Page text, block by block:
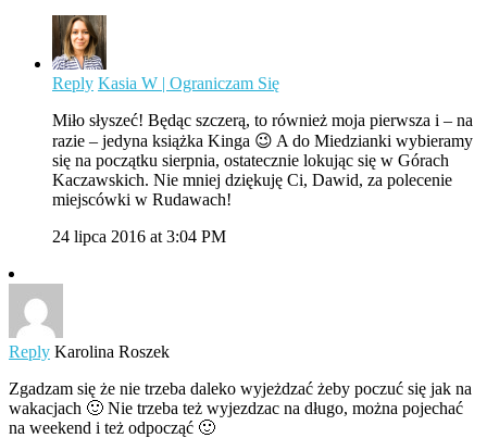
Reply Kasia W | Ograniczam Się
Miło słyszeć! Będąc szczerą, to również moja pierwsza i – na
razie – jedyna książka Kinga 😉 A do Miedzianki wybieramy
się na początku sierpnia, ostatecznie lokując się w Górach
Kaczawskich. Nie mniej dziękuję Ci, Dawid, za polecenie
miejscówki w Rudawach!
24 lipca 2016 at 3:04 PM
Reply Karolina Roszek
Zgadzam się że nie trzeba daleko wyjeżdzać żeby poczuć się jak na
wakacjach 🙂 Nie trzeba też wyjezdzac na długo, można pojechać
na weekend i też odpocząć 🙂